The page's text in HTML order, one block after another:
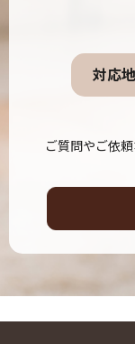
対応
ご質問やご依